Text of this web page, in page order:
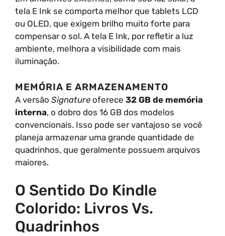
tela E Ink se comporta melhor que tablets LCD
ou OLED, que exigem brilho muito forte para
compensar o sol. A tela E Ink, por refletir a luz
ambiente, melhora a visibilidade com mais
iluminação.
MEMÓRIA E ARMAZENAMENTO
A versão Signature oferece 32 GB de memória
interna, o dobro dos 16 GB dos modelos
convencionais. Isso pode ser vantajoso se você
planeja armazenar uma grande quantidade de
quadrinhos, que geralmente possuem arquivos
maiores.
O Sentido Do Kindle
Colorido: Livros Vs.
Quadrinhos